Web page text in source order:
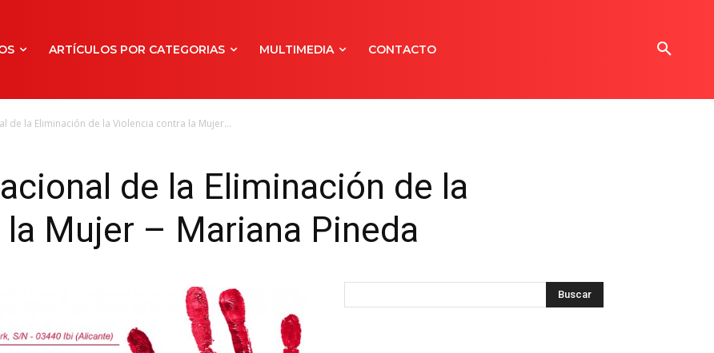
ARTÍCULOS POR CATEGORIAS MULTIMEDIA CONTACTO
de la Eliminación de la Violencia contra la Mujer...
de la Eliminación de la
Mujer – Mariana Pineda